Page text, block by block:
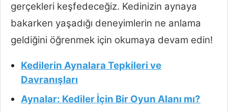
gerçekleri keşfedeceğiz. Kedinizin aynaya
bakarken yaşadığı deneyimlerin ne anlama
geldiğini öğrenmek için okumaya devam edin!
Kedilerin Aynalara Tepkileri ve
Davranışları
Aynalar: Kediler İçin Bir Oyun Alanı mı?